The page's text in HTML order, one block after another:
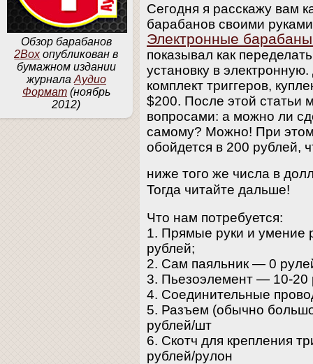
Сегодня я расскажу вам
барабанов своими
Электронные
показывал как
установку в
комплект триггеров,
$200. После этой статьи
вопросами: а можно ли
самому? Можно! При
обойдется в 200 рублей,
ниже того же числа в
Тогда читайте дальше!
Что нам потребуется:
1. Прямые руки и умение
рублей;
2. Сам паяльник — 0
3. Пьезоэлемент — 10-20
4. Соединительные
5. Разъем (обычно
рублей/шт
6. Скотч для крепления
рублей/рулон
Обзор барабанов
2Boxопубликован в
бумажном издании
журнала Аудио
Формат (ноябрь
2012)